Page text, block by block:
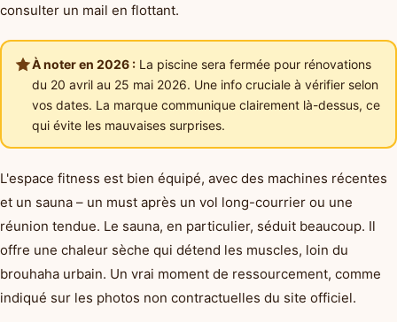
consulter un mail en flottant.
À noter en 2026 :La piscine sera fermée pour rénovations
du 20 avril au 25 mai 2026. Une info cruciale à vérifier selon
vos dates. La marque communique clairement là-dessus, ce
qui évite les mauvaises surprises.
L'espace fitness est bien équipé, avec des machines récentes
et un sauna – un must après un vol long-courrier ou une
réunion tendue. Le sauna, en particulier, séduit beaucoup. Il
offre une chaleur sèche qui détend les muscles, loin du
brouhaha urbain. Un vrai moment de ressourcement, comme
indiqué sur les photos non contractuelles du site officiel.